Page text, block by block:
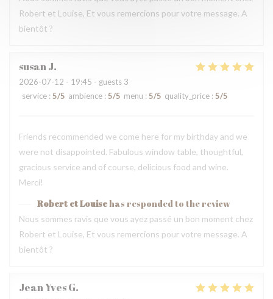
Robert et Louise, Et vous remercions pour votre message. A
bientôt ?
susanJ
2026-07-12 - 19:45 - guests 3
service : 5/5 ambience :5/5 menu :5/5 quality_price : 5/5
Friends recommended we come here for my birthday and we
were not disappointed. Fabulous window table, thoughtful,
gracious service and of course, delicious food and wine.
Merci!
Robert et Louisehas responded to the review
Nous sommes ravis que vous ayez passé un bon moment chez
Robert et Louise, Et vous remercions pour votre message. A
bientôt ?
Jean YvesG